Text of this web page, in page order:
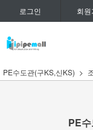
로그인 회원
PE수도관(구KS,신KS)
PE